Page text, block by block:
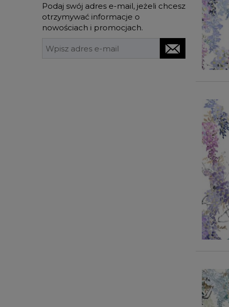
Podaj swój adres e-mail, jeżeli chcesz
otrzymywać informacje o
nowościach i promocjach.